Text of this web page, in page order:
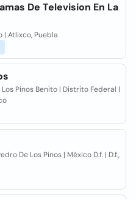
De Television En La
| Atlixco, Puebla
Pinos Benito | Distrito Federal |
De Los Pinos | México D.f. | D.f.,